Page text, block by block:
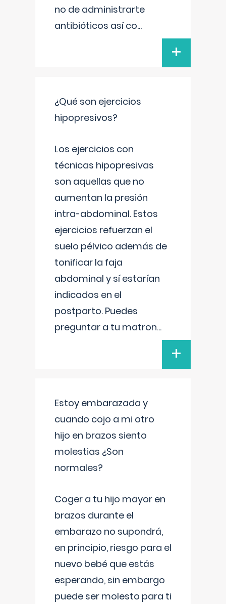
no de administrarte
antibióticos así co...
+
¿Qué son ejercicios
hipopresivos?
Los ejercicios con
técnicas hipopresivas
son aquellas que no
aumentan la presión
intra-abdominal. Estos
ejercicios refuerzan el
suelo pélvico además de
tonificar la faja
abdominal y sí estarían
indicados en el
postparto. Puedes
preguntar a tu matron...
+
Estoy embarazada y
cuando cojo a mi otro
hijo en brazos siento
molestias ¿Son
normales?
Coger a tu hijo mayor en
brazos durante el
embarazo no supondrá,
en principio, riesgo para el
nuevo bebé que estás
esperando, sin embargo
puede ser molesto para ti